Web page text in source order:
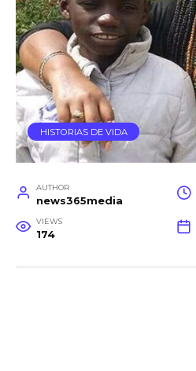
HISTORIAS DE VIDA
AUTHOR
news365media
VIEWS
174